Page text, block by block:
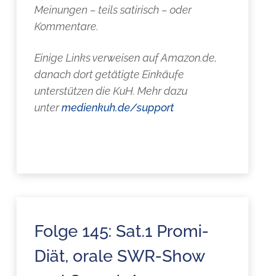
Meinungen – teils satirisch – oder
Kommentare.
Einige Links verweisen auf Amazon.de,
danach dort getätigte Einkäufe
unterstützen die KuH. Mehr dazu
untermedienkuh.de/support
Folge 145: Sat.1 Promi-
Diät, orale SWR-Show